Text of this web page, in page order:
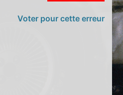
Voter pour cette erreur